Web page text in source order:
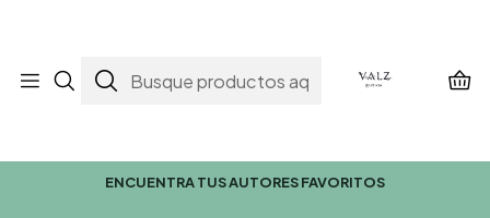
ENCUENTRA TUS AUTORES FAVORITOS